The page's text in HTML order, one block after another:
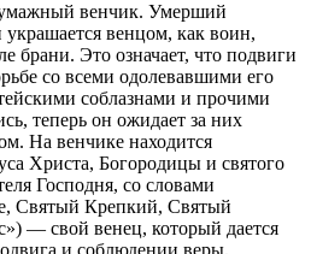
венчик. Умерший
венцом, как воин,
брани. Это означает, что подвиги
со всеми одолевавшими его
соблазнами и прочими
теперь он ожидает за них
На венчике находится
Христа, Богородицы и святого
Господня, со словами
Святый Крепкий, Святый
— свой венец, который дается